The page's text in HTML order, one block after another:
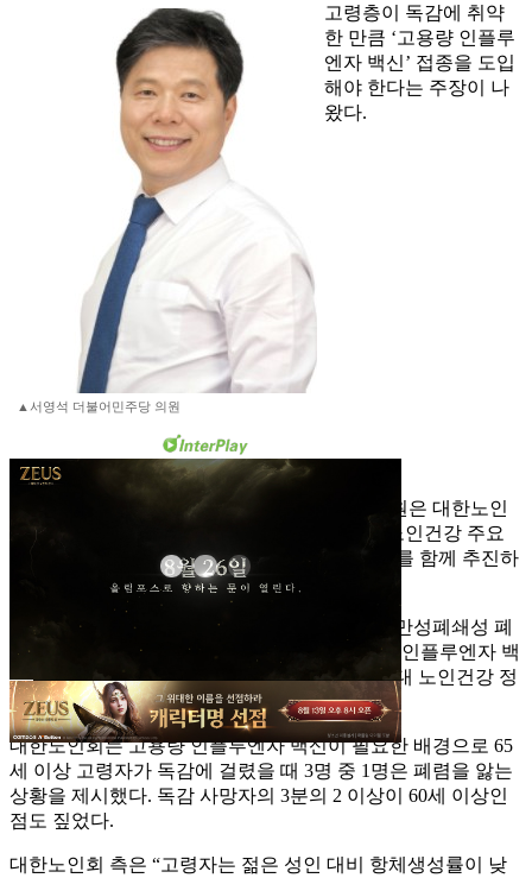
▲서영석 더불어민주당 의원
고령층이 독감에 취약
한 만큼 ‘고용량 인플루
엔자 백신’ 접종을 도입
해야 한다는 주장이 나
왔다.
국회 보건복지위원회 서영석 더불어민주당 의원은 대한노인
회와 함께 ‘2025년 국정감사에서 다루어야 할 노인건강 주요
문제’에 대해 의견을 나누며 노인건강 3대 과제를 함께 추진하
기로 했다고 22일 밝혔다.
대한노인회는 서 의원에게 보낸 의견서에서 △만성폐쇄성 폐
질환(COPD)의 적절한 치료환경 조성 △고용량 인플루엔자 백
신 접종 △요양시설 입소 고령자 치아관리 등 3대 노인건강 정
책과제를 주문했다.
대한노인회는 고용량 인플루엔자 백신이 필요한 배경으로 65
세 이상 고령자가 독감에 걸렸을 때 3명 중 1명은 폐렴을 앓는
상황을 제시했다. 독감 사망자의 3분의 2 이상이 60세 이상인
점도 짚었다.
대한노인회 측은 “고령자는 젊은 성인 대비 항체생성률이 낮